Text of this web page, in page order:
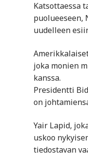
Katsottaessa
puolueeseen,
uudelleen
joka monien
kanssa.
Presidentti
on
Yair Lapid,
uskoo
tiedostavan